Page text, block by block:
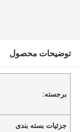
توضیحات محصول
برجسته:
جزئیات بسته بندی